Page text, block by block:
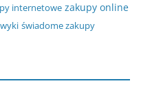
internetowe zakupy online
świadome zakupy